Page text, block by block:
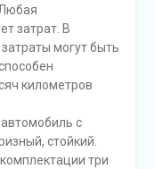
затрат. В
могут быть
километров
с
стойкий.
три